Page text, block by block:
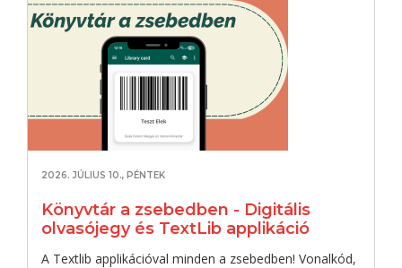
2026. JÚLIUS 10., PÉNTEK
Könyvtár a zsebedben - Digitális
olvasójegy és TextLib applikáció
A Textlib applikációval minden a zsebedben! Vonalkód,